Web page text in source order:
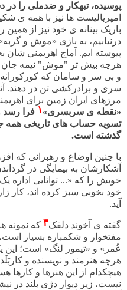
پوسیده، تبهکار و ضدملی را در
امپریالیست ها نیز با همه ی
باریک بینانه ی خود نیز از
درنیابیم، به بازی «موش و
پیوسته ایم. آماج اهریمنی
هرچه بیش تر "موش" نیمه جان
و بی سر و سامان که کورکورانه
سری و برادرکشی تن در دهند.
مرزهای ایران زمین برای
«نقطه ی سربسری»١ فرا رسد
تسویه حساب های تاریخی همه جا
گذشته است.
با چنین اوضاع و رهبرانی که
آشکارشان به بیمایگی در
خویش را که «... توانایی اداره یک
خود بخوبی سبز کرده اند، کار
آید.
گفته ی آخوند دلقک۳ که نمونه
مفتخوار و شکمباره بسیار
عُمر» و «تیمور لنگ» است؛ این
هرچه هنرمند و نویسنده و
هیچکدام از این هنرها و کارها
نیست، زیر دیوار دژی بلند در